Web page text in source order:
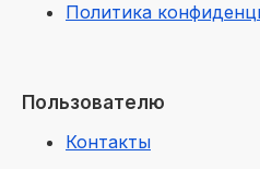
Политика
Пользователю
Контакты